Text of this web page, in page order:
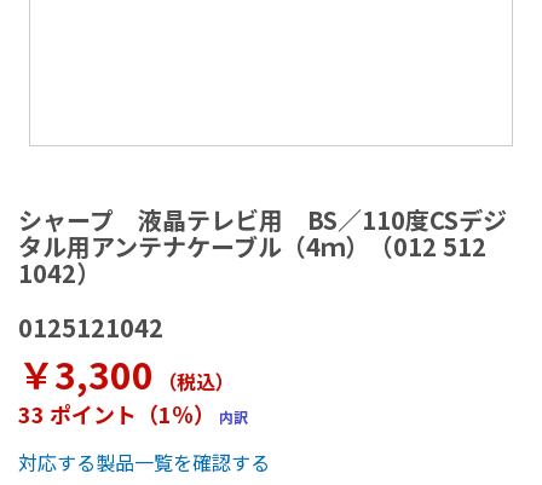
シャープ 液晶テレビ用 BS／110度CSデジ
タル用アンテナケーブル（4ｍ）（012 512
1042）
0125121042
￥3,300 （税込）
33 ポイント（1％） 内訳
対応する製品一覧を確認する
メ
ー
ジ
ギ
ラ
ー
最
初
に